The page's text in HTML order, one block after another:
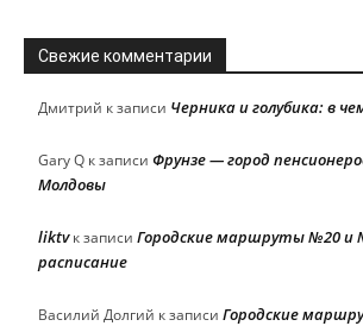
Свежие комментарии
Дмитрий к записи Черника и голубика: в
Gary Q к записи Фрунзе — город
Молдовы
liktvк записи Городские маршруты №20 и
расписание
Василий Долгий к записи Городские